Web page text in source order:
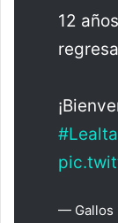
12
— Gallos